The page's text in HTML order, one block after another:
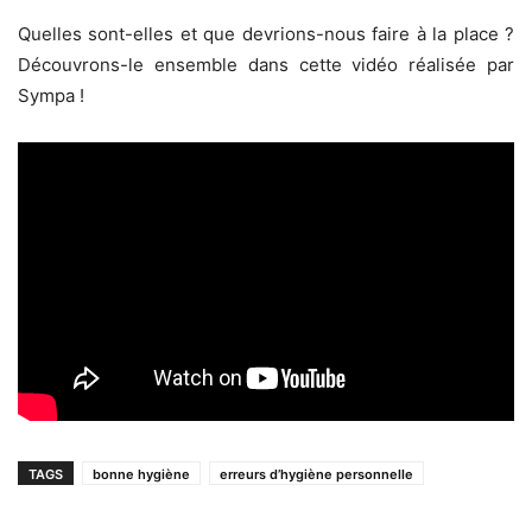
Quelles sont-elles et que devrions-nous faire à la place ?
Découvrons-le ensemble dans cette vidéo réalisée par
Sympa !
TAGS bonne hygiène erreurs d’hygiène personnelle